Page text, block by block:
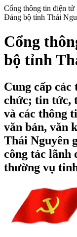
Cổng thông tin điện tử
Đảng bộ tỉnh Thái
Cổng
bộ tỉnh
Cung cấp
chức; tin tức,
và các thông
văn bản, văn
Thái Nguyên
công tác lãnh
thường vụ